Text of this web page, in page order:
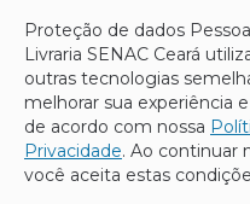
Senac © Copyright 2026
Proteção de dados
Livraria SENAC Ceará
outras tecnologias
melhorar sua experiência
de acordo com nossa
Privacidade. Ao continuar
você aceita estas